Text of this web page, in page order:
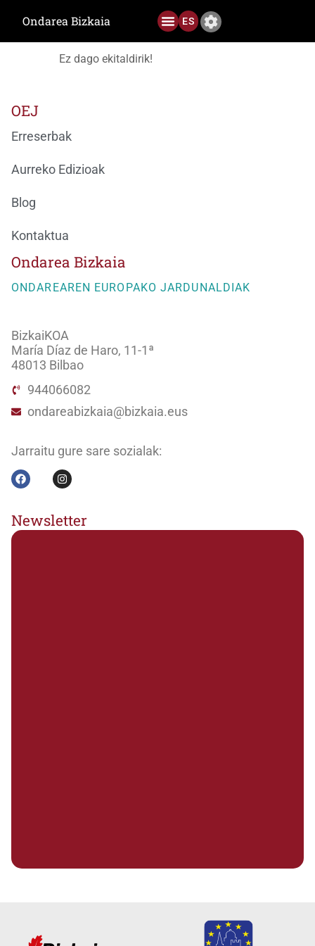
Ondarea Bizkaia ES
Hitzaldia
Ez dago ekitaldirik!
Ondarea Bizkaia
ONDAREAREN EUROPAKO JARDUNALDIAK
BizkaiKOA
María Díaz de Haro, 11-1ª
48013 Bilbao
944066082
ondareabizkaia@bizkaia.eus
Jarraitu gure sare sozialak:
OEJ
Erreserbak
Aurreko Edizioak
Blog
Kontaktua
Newsletter